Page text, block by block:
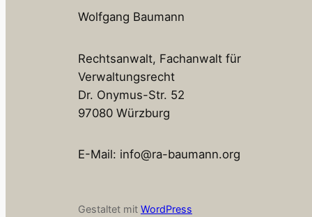
Wolfgang Baumann
Rechtsanwalt, Fachanwalt für
Verwaltungsrecht
Dr. Onymus-Str. 52
97080 Würzburg
E-Mail: info@ra-baumann.org
Gestaltet mit WordPress